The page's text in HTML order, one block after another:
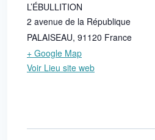
L’ÉBULLITION
2 avenue de la République
PALAISEAU, 91120 France
+ Google Map
Voir Lieu site web